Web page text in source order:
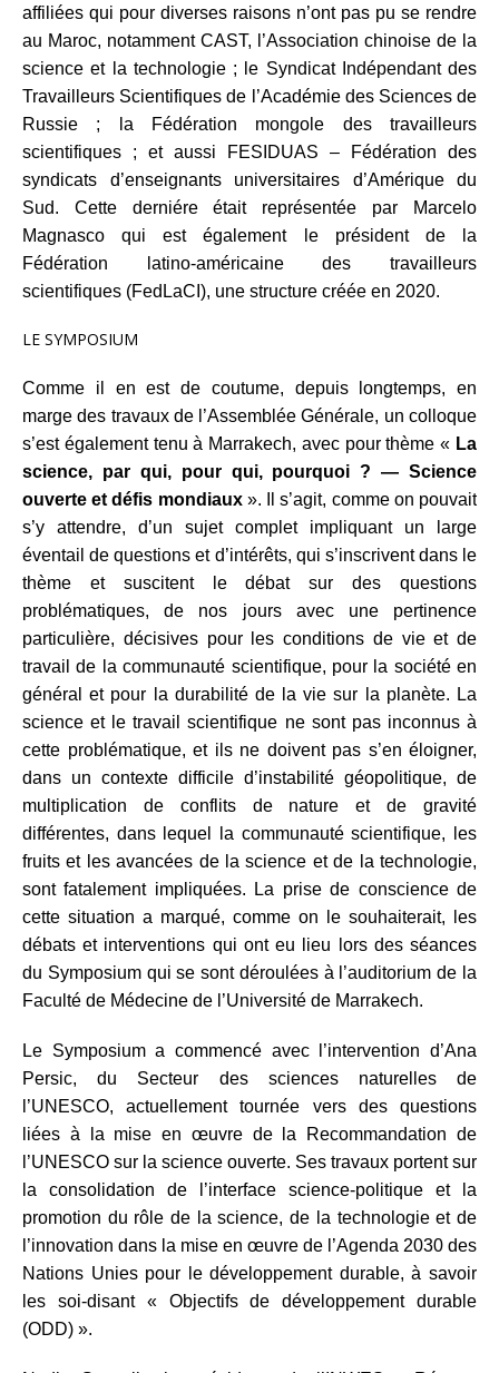
affiliées qui pour diverses raisons n’ont pas pu se rendre
au Maroc, notamment CAST, l’Association chinoise de la
science et la technologie ; le Syndicat Indépendant des
Travailleurs Scientifiques de l’Académie des Sciences de
Russie ; la Fédération mongole des travailleurs
scientifiques ; et aussi FESIDUAS – Fédération des
syndicats d’enseignants universitaires d’Amérique du
Sud. Cette derniére était représentée par Marcelo
Magnasco qui est également le président de la
Fédération latino-américaine des travailleurs
scientifiques (FedLaCI), une structure créée en 2020.
LE SYMPOSIUM
Comme il en est de coutume, depuis longtemps, en
marge des travaux de l’Assemblée Générale, un colloque
s’est également tenu à Marrakech, avec pour thème « La
science, par qui, pour qui, pourquoi ? ― Science
ouverte et défis mondiaux». Il s’agit, comme on pouvait
s’y attendre, d’un sujet complet impliquant un large
éventail de questions et d’intérêts, qui s’inscrivent dans le
thème et suscitent le débat sur des questions
problématiques, de nos jours avec une pertinence
particulière, décisives pour les conditions de vie et de
travail de la communauté scientifique, pour la société en
général et pour la durabilité de la vie sur la planète. La
science et le travail scientifique ne sont pas inconnus à
cette problématique, et ils ne doivent pas s’en éloigner,
dans un contexte difficile d’instabilité géopolitique, de
multiplication de conflits de nature et de gravité
différentes, dans lequel la communauté scientifique, les
fruits et les avancées de la science et de la technologie,
sont fatalement impliquées. La prise de conscience de
cette situation a marqué, comme on le souhaiterait, les
débats et interventions qui ont eu lieu lors des séances
du Symposium qui se sont déroulées à l’auditorium de la
Faculté de Médecine de l’Université de Marrakech.
Le Symposium a commencé avec l’intervention d’Ana
Persic, du Secteur des sciences naturelles de
l’UNESCO, actuellement tournée vers des questions
liées à la mise en œuvre de la Recommandation de
l’UNESCO sur la science ouverte. Ses travaux portent sur
la consolidation de l’interface science-politique et la
promotion du rôle de la science, de la technologie et de
l’innovation dans la mise en œuvre de l’Agenda 2030 des
Nations Unies pour le développement durable, à savoir
les soi-disant « Objectifs de développement durable
(ODD) ».